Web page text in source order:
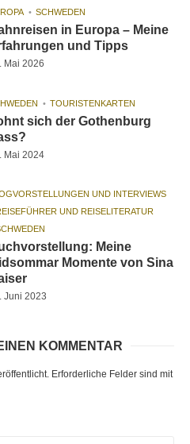
SCHWEDEN
in Europa – Meine
und Tipps
Mai 2026
TOURISTENKARTEN
sich der Gothenburg
Mai 2024
UND INTERVIEWS
UND REISELITERATUR
Meine
Momente von Sina
Juni 2023
KOMMENTAR
Erforderliche Felder sind mit